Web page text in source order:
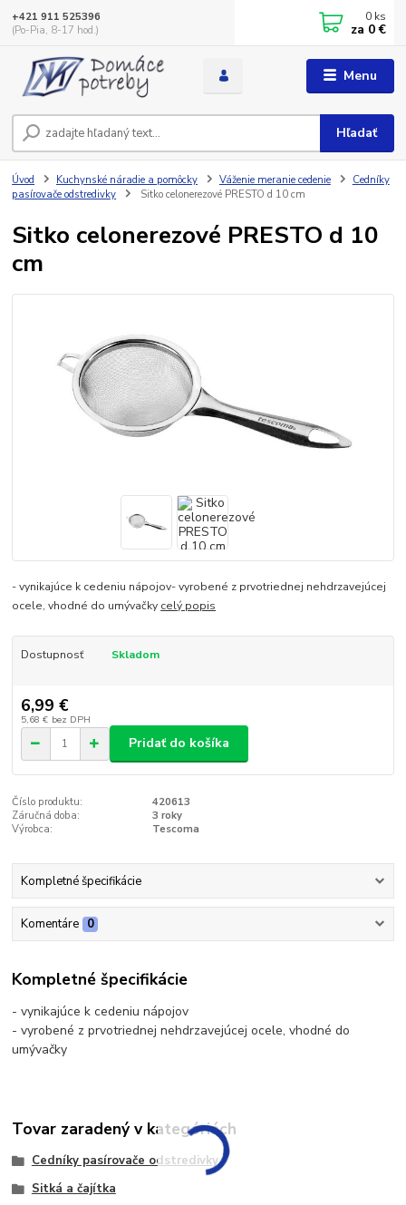
Menu
Hľadať
+421 911 525396
(Po-Pia, 8-17 hod.)
0 ks
za 0 €
Úvod Kuchynské náradie a pomôcky Váženie meranie cedenie
Cedníky
pasírovače odstredivky
Sitko celonerezové PRESTO d 10 cm
Sitko celonerezové PRESTO d 10
cm
- vynikajúce k cedeniu nápojov- vyrobené z prvotriednej nehdrzavejúcej
ocele, vhodné do umývačky celý popis
Dostupnosť Skladom
6,99 €
5,68 € bez DPH
Pridať do košíka
Číslo produktu:
420613
Záručná doba:
3 roky
Výrobca:
Tescoma
Kompletné špecifikácie
Komentáre 0
Kompletné špecifikácie
- vynikajúce k cedeniu nápojov
- vyrobené z prvotriednej nehdrzavejúcej ocele, vhodné do
umývačky
Tovar zaradený v kategóriách
Cedníky pasírovače odstredivky
Sitká a čajítka